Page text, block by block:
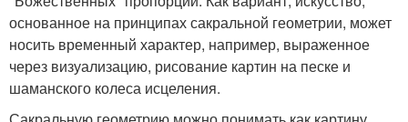
основанное на принципах сакральной геометрии, может
носить временный характер, например, выраженное
через визуализацию, рисование картин на песке и
шаманского колеса исцеления.